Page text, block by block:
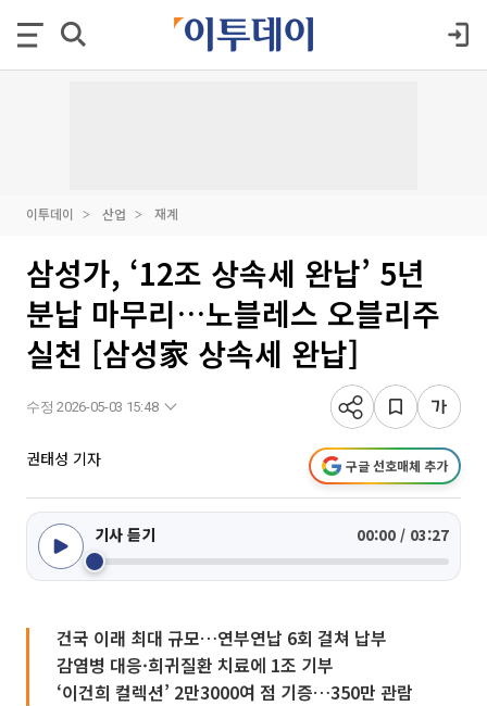
이투데이 산업 재계
삼성가, ‘12조 상속세 완납’ 5년
분납 마무리…노블레스 오블리주
실천 [삼성家 상속세 완납]
수정 2026-05-03 15:48
권태성 기자 구글 선호매체 추가
기사 듣기 00:00 / 03:27
건국 이래 최대 규모…연부연납 6회 걸쳐 납부
감염병 대응·희귀질환 치료에 1조 기부
‘이건희 컬렉션’ 2만3000여 점 기증…350만 관람